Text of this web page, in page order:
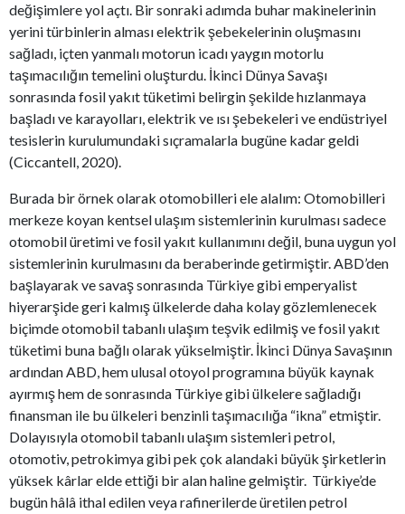
değişimlere yol açtı. Bir sonraki adımda buhar makinelerinin
yerini türbinlerin alması elektrik şebekelerinin oluşmasını
sağladı, içten yanmalı motorun icadı yaygın motorlu
taşımacılığın temelini oluşturdu. İkinci Dünya Savaşı
sonrasında fosil yakıt tüketimi belirgin şekilde hızlanmaya
başladı ve karayolları, elektrik ve ısı şebekeleri ve endüstriyel
tesislerin kurulumundaki sıçramalarla bugüne kadar geldi
(Ciccantell, 2020).
Burada bir örnek olarak otomobilleri ele alalım: Otomobilleri
merkeze koyan kentsel ulaşım sistemlerinin kurulması sadece
otomobil üretimi ve fosil yakıt kullanımını değil, buna uygun yol
sistemlerinin kurulmasını da beraberinde getirmiştir. ABD’den
başlayarak ve savaş sonrasında Türkiye gibi emperyalist
hiyerarşide geri kalmış ülkelerde daha kolay gözlemlenecek
biçimde otomobil tabanlı ulaşım teşvik edilmiş ve fosil yakıt
tüketimi buna bağlı olarak yükselmiştir. İkinci Dünya Savaşının
ardından ABD, hem ulusal otoyol programına büyük kaynak
ayırmış hem de sonrasında Türkiye gibi ülkelere sağladığı
finansman ile bu ülkeleri benzinli taşımacılığa “ikna” etmiştir.
Dolayısıyla otomobil tabanlı ulaşım sistemleri petrol,
otomotiv, petrokimya gibi pek çok alandaki büyük şirketlerin
yüksek kârlar elde ettiği bir alan haline gelmiştir. Türkiye’de
bugün hâlâ ithal edilen veya rafinerilerde üretilen petrol